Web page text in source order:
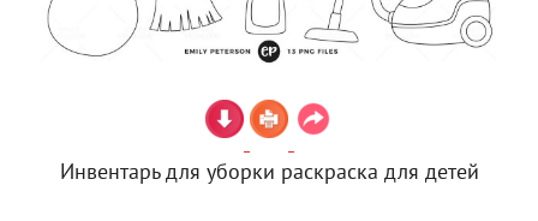
Инвентарь для уборки раскраска для детей